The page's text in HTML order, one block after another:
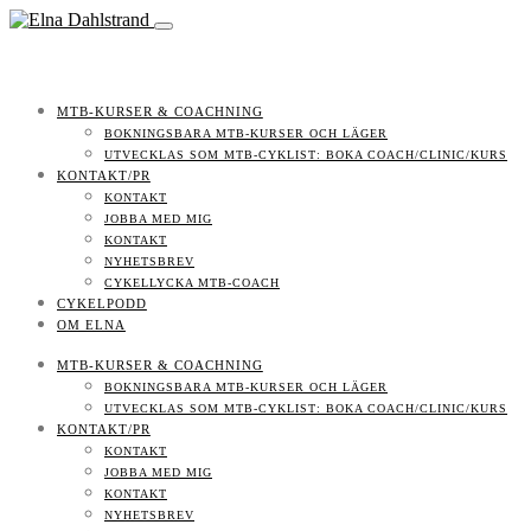
MTB-KURSER & COACHNING
BOKNINGSBARA MTB-KURSER OCH LÄGER
UTVECKLAS SOM MTB-CYKLIST: BOKA COACH/CLINIC/KURS
KONTAKT/PR
KONTAKT
JOBBA MED MIG
KONTAKT
NYHETSBREV
CYKELLYCKA MTB-COACH
CYKELPODD
OM ELNA
MTB-KURSER & COACHNING
BOKNINGSBARA MTB-KURSER OCH LÄGER
UTVECKLAS SOM MTB-CYKLIST: BOKA COACH/CLINIC/KURS
KONTAKT/PR
KONTAKT
JOBBA MED MIG
KONTAKT
NYHETSBREV